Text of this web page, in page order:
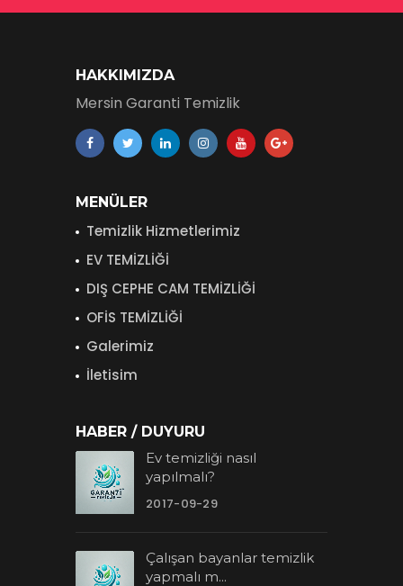
HAKKIMIZDA
Mersin Garanti Temizlik
MENÜLER
Temizlik Hizmetlerimiz
EV TEMİZLİĞİ
DIŞ CEPHE CAM TEMİZLİĞİ
OFİS TEMİZLİĞİ
Galerimiz
İletisim
HABER / DUYURU
Ev temizliği nasıl
yapılmalı?
2017-09-29
Çalışan bayanlar temizlik
yapmalı m...